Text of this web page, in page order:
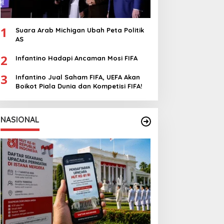
1
Suara Arab Michigan Ubah Peta Politik
AS
2 Infantino Hadapi Ancaman Mosi FIFA
3
Infantino Jual Saham FIFA, UEFA Akan
Boikot Piala Dunia dan Kompetisi FIFA!
NASIONAL